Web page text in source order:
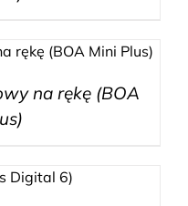
na rękę (BOA